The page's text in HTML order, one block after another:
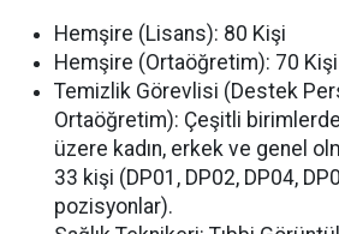
Hemşire (Lisans): 80 Kişi
Hemşire (Ortaöğretim): 70 Kişi
Temizlik Görevlisi (Destek
Ortaöğretim): Çeşitli
üzere kadın, erkek ve genel
33 kişi (DP01, DP02, DP04,
pozisyonlar).